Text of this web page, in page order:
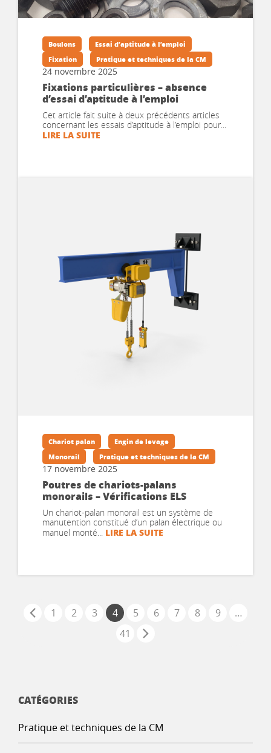
CATÉGORIES
Pratique et techniques de la CM
Boulons
Essai d’aptitude à l’emploi
Fixation
Pratique et techniques de la CM
24 novembre 2025
Fixations particulières – absence
d’essai d’aptitude à l’emploi
Cet article fait suite à deux précédents articles
concernant les essais d’aptitude à l’emploi pour...
LIRE LA SUITE
Chariot palan
Engin de levage
Monorail
Pratique et techniques de la CM
17 novembre 2025
Poutres de chariots-palans
monorails – Vérifications ELS
Un chariot-palan monorail est un système de
manutention constitué d’un palan électrique ou
manuel monté... LIRE LA SUITE
1 2 3 4 5 6 7 8 9
…
41